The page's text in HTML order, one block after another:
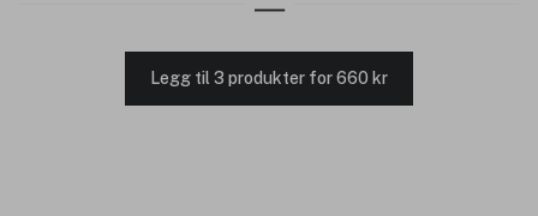
Legg til 3 produkter for 660 kr